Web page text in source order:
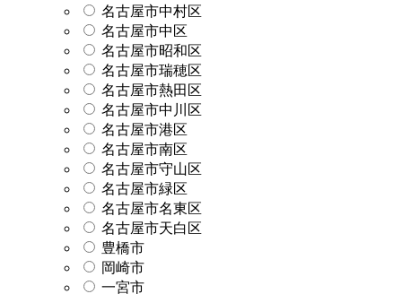
名古屋市中村区
名古屋市中区
名古屋市昭和区
名古屋市瑞穂区
名古屋市熱田区
名古屋市中川区
名古屋市港区
名古屋市南区
名古屋市守山区
名古屋市緑区
名古屋市名東区
名古屋市天白区
豊橋市
岡崎市
一宮市